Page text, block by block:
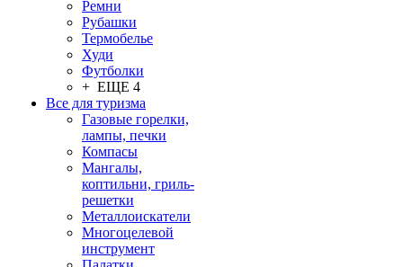
Ремни
Рубашки
Термобелье
Худи
Футболки
+ ЕЩЕ 4
Все для туризма
Газовые горелки,
лампы, печки
Компасы
Мангалы,
коптильни, гриль-
решетки
Металлоискатели
Многоцелевой
инструмент